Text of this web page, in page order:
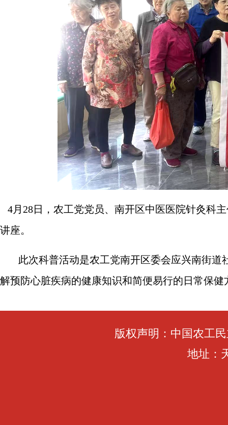
4月28日，农工党党员、南开区中医医院针灸科
讲座。
此次科普活动是农工党南开区委会应兴南街
解预防心脏疾病的健康知识和简便易行的日常保
版权声明：中国农工
地址：